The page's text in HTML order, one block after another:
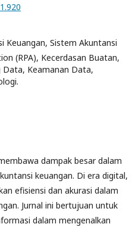
Keuangan, Sistem Akuntansi
(RPA), Kecerdasan Buatan,
Data, Keamanan Data,
dampak besar dalam
keuangan. Di era digital,
efisiensi dan akurasi dalam
Jurnal ini bertujuan untuk
dalam mengenalkan